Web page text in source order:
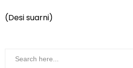
(Desi suarni)